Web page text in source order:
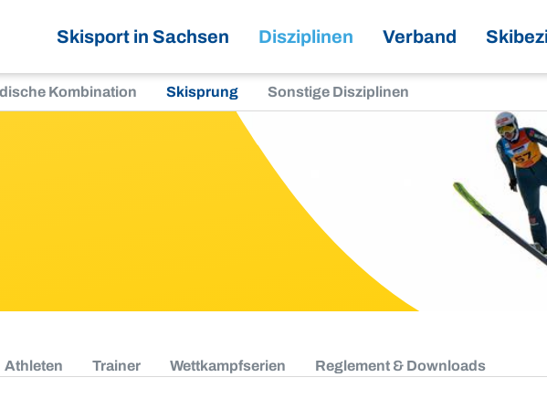
Skisport in Sachsen Disziplinen Verband
Kombination Skisprung Sonstige Disziplinen
Athleten Trainer Wettkampfserien Reglement & Downloads